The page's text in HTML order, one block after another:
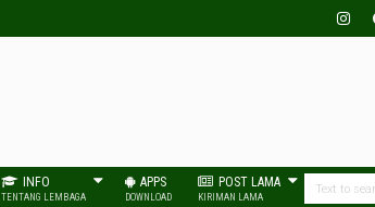
INFO
TENTANG LEMBAGA
APPS
DOWNLOAD
POST LAMA
KIRIMAN LAMA